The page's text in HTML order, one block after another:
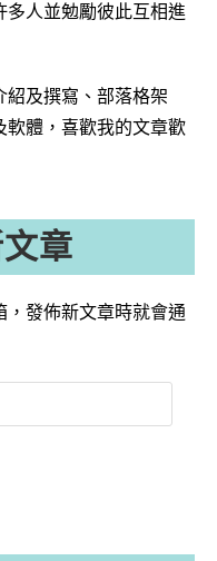
多人並勉勵彼此互相進
紹及撰寫、部落格架
軟體，喜歡我的文章歡
章
，發佈新文章時就會通